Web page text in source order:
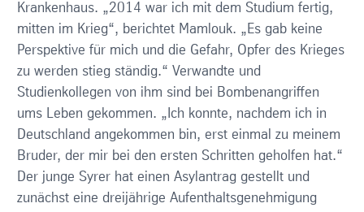
Krankenhaus. „2014 war ich mit dem Studium fertig,
mitten im Krieg“, berichtet Mamlouk. „Es gab keine
Perspektive für mich und die Gefahr, Opfer des Krieges
zu werden stieg ständig.“ Verwandte und
Studienkollegen von ihm sind bei Bombenangriffen
ums Leben gekommen. „Ich konnte, nachdem ich in
Deutschland angekommen bin, erst einmal zu meinem
Bruder, der mir bei den ersten Schritten geholfen hat.“
Der junge Syrer hat einen Asylantrag gestellt und
zunächst eine dreijährige Aufenthaltsgenehmigung